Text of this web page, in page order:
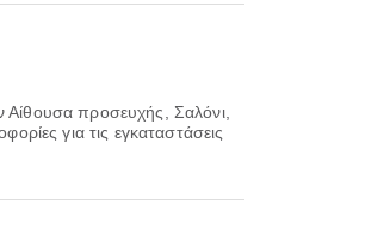
προσευχής, Σαλόνι,
για τις εγκαταστάσεις